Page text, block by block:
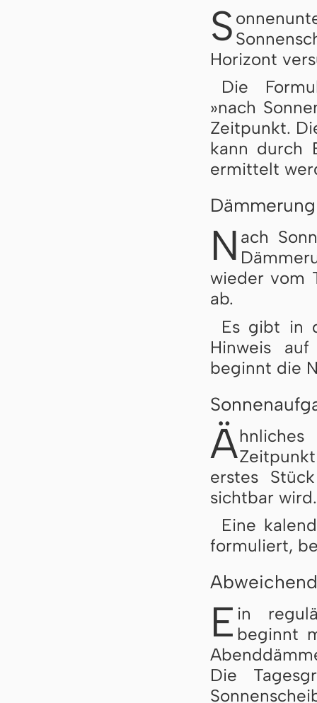
S
Horizont
Die
»nach
Zeitpunkt.
kann durch
ermittelt
N ach
wieder vom
ab.
Es gibt in
Hinweis
beginnt die
Ä
erstes
sichtbar wird.
Eine
formuliert,
E in
beginnt
Die